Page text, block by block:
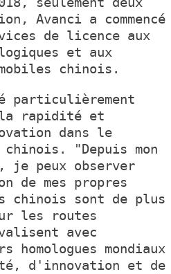
Avanci a commencé
de licence aux
et aux
chinois.
particulièrement
la rapidité et
dans le
"Depuis mon
je peux observer
de mes propres
chinois sont de plus
les routes
avec
homologues mondiaux
d'innovation et de